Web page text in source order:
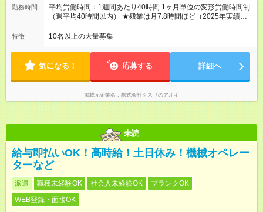
給与が支払われ、昇格試験なく役職に就いた時点で年収がUPす
る制度です。 約4割の社員が入社3年目で店長に就いています。
勤務時間
平均労働時間：1週間あたり40時間 1ヶ月単位の変形労働時間制
（週平均40時間以内） ★残業は月7.8時間ほど（2025年実績）
＜店舗の基本営業時間＞ 9時～22時 ※勤務時間は店舗により異
なります。 ＜シフト例＞ 早番：8時00分～17時00分 中番：11
1ヶ月単位の変形労働時間制（週平均40時間以内） ★残業は月
7.8時間ほど（2025年実績） ＜店舗の基本営業時間＞ 9時～22
時 ※勤務時間は店舗により異なります。 ＜シフト例＞ 早番：8
時00分～17時00分 中番：11時～20時 遅番：13時～22時
特徴 10名以上の大量募集
気になる！ 応募する 詳細へ
掲載元企業名 株式会社クスリのアオキ
未読
給与即払いOK！高時給！土日休み！機械オペレー
ターなど
派遣 職種未経験OK 社会人未経験OK
ブランクOK
WEB登録・面接OK